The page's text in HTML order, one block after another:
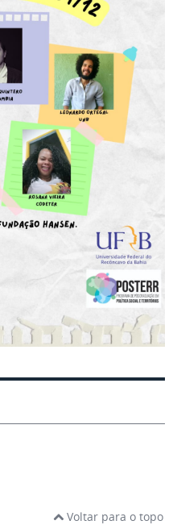
Voltar para o topo